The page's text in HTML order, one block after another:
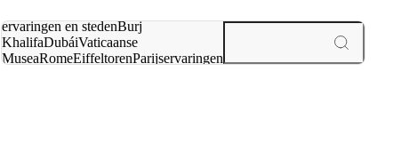
ervaringen en stedenBurj
KhalifaDubáiVaticaanse
MuseaRomeEiffeltorenParijservaringen